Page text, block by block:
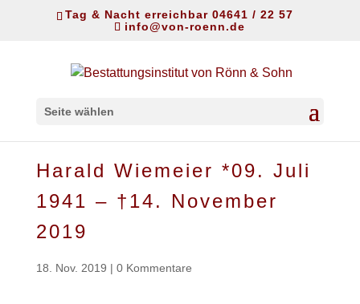
Tag & Nacht erreichbar 04641 / 22 57
info@von-roenn.de
Seite wählen
Harald Wiemeier *09. Juli
1941 – †14. November
2019
18. Nov. 2019 | 0 Kommentare